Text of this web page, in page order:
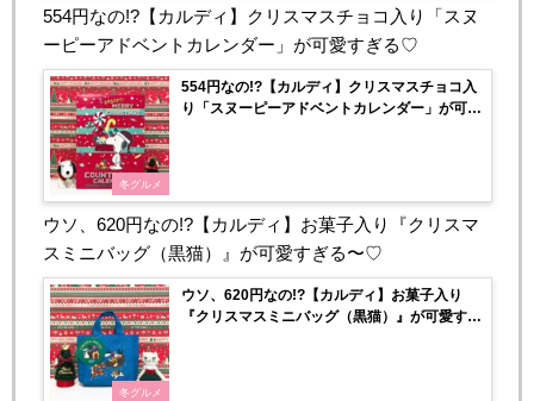
554円なの!?【カルディ】クリスマスチョコ入り「スヌ
ーピーアドベントカレンダー」が可愛すぎる♡
冬グルメ
554円なの!?【カルディ】クリスマスチョコ入
り「スヌーピーアドベントカレンダー」が可愛
ウソ、620円なの!?【カルディ】お菓子入り『クリスマ
スミニバッグ（黒猫）』が可愛すぎる〜♡
冬グルメ
ウソ、620円なの!?【カルディ】お菓子入り
『クリスマスミニバッグ（黒猫）』が可愛すぎ